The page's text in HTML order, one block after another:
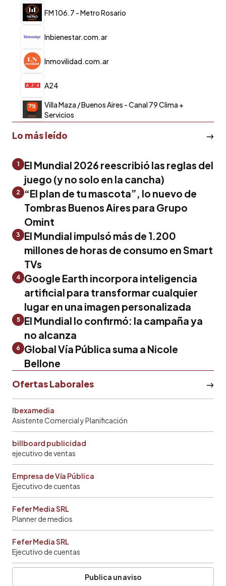
FM 106.7 - Metro Rosario
lnbienestar.com.ar
lnmovilidad.com.ar
A24
Villa Maza / Buenos Aires - Canal 79 Clima +
Servicios
Lo más leído
1
El Mundial 2026 reescribió las reglas del
juego (y no solo en la cancha)
2
“El plan de tu mascota”, lo nuevo de
Tombras Buenos Aires para Grupo
Omint
3
El Mundial impulsó más de 1.200
millones de horas de consumo en Smart
TVs
4 Google Earth incorpora inteligencia
artificial para transformar cualquier
lugar en una imagen personalizada
5
El Mundial lo confirmó: la campaña ya
no alcanza
6
Global Vía Pública suma a Nicole
Bellone
Ofertas Laborales
Ibexamedia
Asistente Comercial y Planificación
billboard publicidad
ejecutivo de ventas
Empresa de Vía Pública
Ejecutivo de cuentas
Fefer Media SRL
Planner de medios
Fefer Media SRL
Ejecutivo de cuentas
Publica un aviso